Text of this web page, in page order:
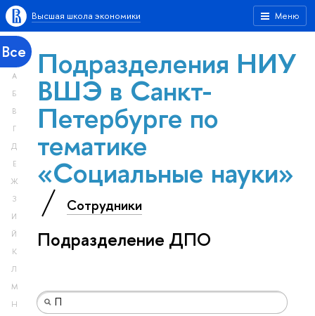
Меню
Высшая школа экономики
Все
А
Б
В
Г
Д
Е
Ж
З
И
Й
К
Л
М
Н
Подразделения НИУ
ВШЭ в Санкт-
Петербурге по
тематике
«Социальные науки»
Сотрудники
Подразделение ДПО